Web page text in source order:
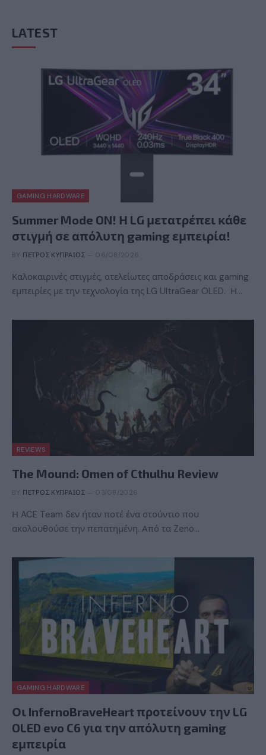
LATEST
GAMING HARDWARE
Summer Mode ON! Η LG μετατρέπει κάθε
στιγμή σε απόλυτη gaming εμπειρία!
BY ΠΈΤΡΟΣ ΚΥΠΡΑΊΟΣ 06/08/2026
Καλοκαιρινές στιγμές, ατελείωτες αποδράσεις και gaming
εμπειρίες με την τεχνολογία της LG UltraGear OLED. Η…
REVIEWS
The Mound: Omen of Cthulhu Review
BY ΠΈΤΡΟΣ ΚΥΠΡΑΊΟΣ 03/08/2026
Η ACE Team δεν ήταν ποτέ ένα στούντιο που
ακολουθούσε την πεπατημένη. Από τα Zeno…
GAMING HARDWARE
Οι InfernoBraveHeart προτείνουν την LG
OLED evo C6 για την απόλυτη gaming
εμπειρία